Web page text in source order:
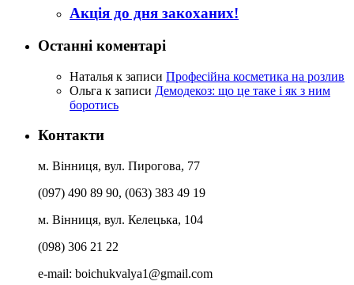
Акція до дня закоханих!
Останні коментарі
Наталья к записи Професійна косметика на розлив
Ольга к записи Демодекоз: що це таке і як з ним
боротись
Контакти
м. Вінниця, вул. Пирогова, 77
(097) 490 89 90, (063) 383 49 19
м. Вінниця, вул. Келецька, 104
(098) 306 21 22
e-mail: boichukvalya1@gmail.com